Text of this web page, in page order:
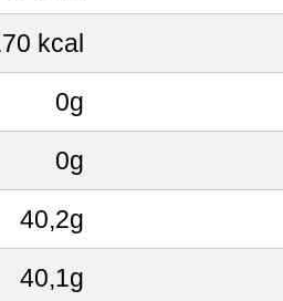
kcal
0g
0g
40,2g
40,1g